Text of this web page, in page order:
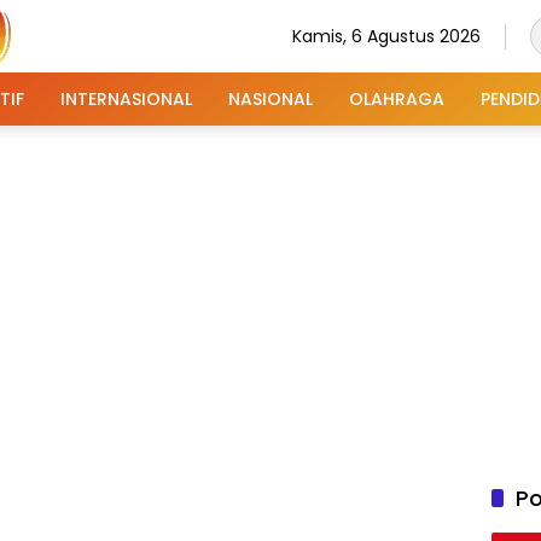
Kamis, 6 Agustus 2026
INTERNASIONAL NASIONAL OLAHRAGA